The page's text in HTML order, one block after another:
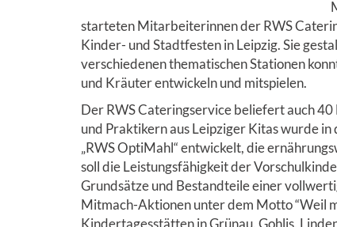
starteten Mitarbeiterinnen der RWS
Kinder- und Stadtfesten in Leipzig. Sie
verschiedenen thematischen Stationen
und Kräuter entwickeln und mitspielen.
Der RWS Cateringservice beliefert auch
und Praktikern aus Leipziger Kitas wurde
„RWS OptiMahl“ entwickelt, die
soll die Leistungsfähigkeit der
Grundsätze und Bestandteile einer
Mitmach-Aktionen unter dem Motto “Weil
Kindertagesstätten in Grünau, Gohlis,